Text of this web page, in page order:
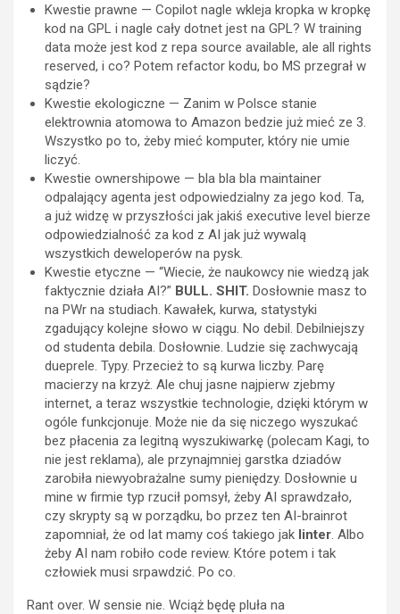
Kwestie prawne — Copilot nagle wkleja kropka w kropkę
kod na GPL i nagle cały dotnet jest na GPL? W training
data może jest kod z repa source available, ale all rights
reserved, i co? Potem refactor kodu, bo MS przegrał w
sądzie?
Kwestie ekologiczne — Zanim w Polsce stanie
elektrownia atomowa to Amazon bedzie już mieć ze 3.
Wszystko po to, żeby mieć komputer, który nie umie
liczyć.
Kwestie ownershipowe — bla bla bla maintainer
odpalający agenta jest odpowiedzialny za jego kod. Ta,
a już widzę w przyszłości jak jakiś executive level bierze
odpowiedzialność za kod z AI jak już wywalą
wszystkich deweloperów na pysk.
Kwestie etyczne — “Wiecie, że naukowcy nie wiedzą jak
faktycznie działa AI?” BULL. SHIT. Dosłownie masz to
na PWr na studiach. Kawałek, kurwa, statystyki
zgadujący kolejne słowo w ciągu. No debil. Debilniejszy
od studenta debila. Dosłownie. Ludzie się zachwycają
dueprele. Typy. Przecież to są kurwa liczby. Parę
macierzy na krzyż. Ale chuj jasne najpierw zjebmy
internet, a teraz wszystkie technologie, dzięki którym w
ogóle funkcjonuje. Może nie da się niczego wyszukać
bez płacenia za legitną wyszukiwarkę (polecam Kagi, to
nie jest reklama), ale przynajmniej garstka dziadów
zarobiła niewyobrażalne sumy pieniędzy. Dosłownie u
mine w firmie typ rzucił pomsył, żeby AI sprawdzało,
czy skrypty są w porządku, bo przez ten AI-brainrot
zapomniał, że od lat mamy coś takiego jak linter. Albo
żeby AI nam robiło code review. Które potem i tak
człowiek musi srpawdzić. Po co.
Rant over. W sensie nie. Wciąż będę pluła na